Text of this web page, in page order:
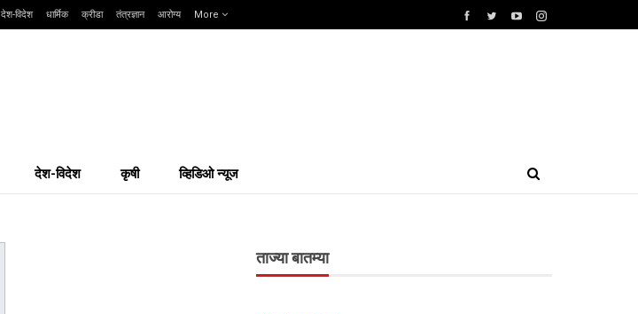
देश-विदेश धार्मिक क्रीडा तंत्रज्ञान आरोग्य More
देश-विदेश कृषी व्हिडिओ न्यूज
ताज्या बातम्या